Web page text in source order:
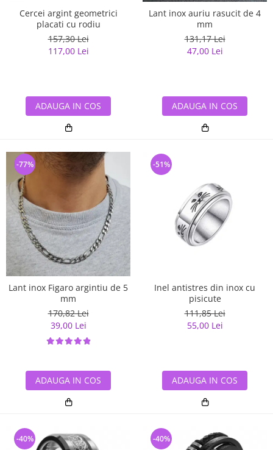
Cercei argint geometrici
placati cu rodiu
157,30 Lei
117,00 Lei
ADAUGA IN COS
Lant inox auriu rasucit de 4
mm
131,17 Lei
47,00 Lei
ADAUGA IN COS
Lant inox Figaro argintiu de 5
mm
170,82 Lei
39,00 Lei
-77%
ADAUGA IN COS
Inel antistres din inox cu
pisicute
111,85 Lei
55,00 Lei
-51%
ADAUGA IN COS
-40% -40%